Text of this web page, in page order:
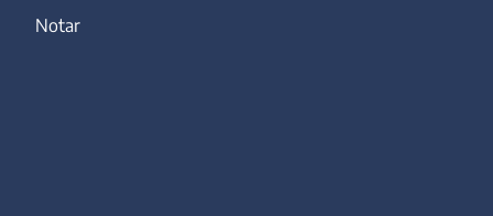
Notar